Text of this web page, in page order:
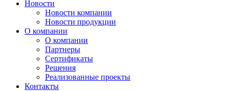
Новости
Новости компании
Новости продукции
О компании
О компании
Партнеры
Сертификаты
Решения
Реализованные проекты
Контакты